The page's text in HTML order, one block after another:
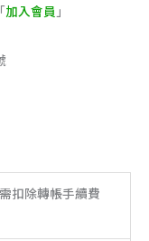
加入會員 」
扣除轉帳手續費